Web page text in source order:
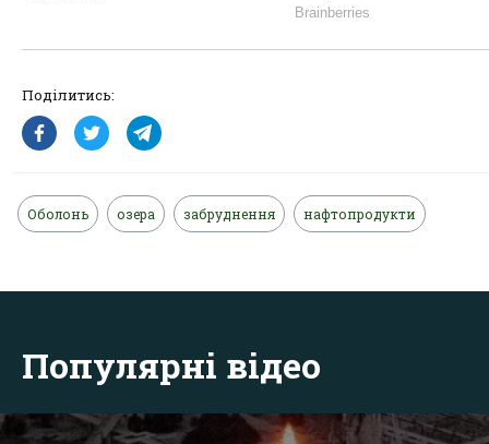
Поділитись:
Оболонь озера забруднення нафтопродукти
Популярні відео